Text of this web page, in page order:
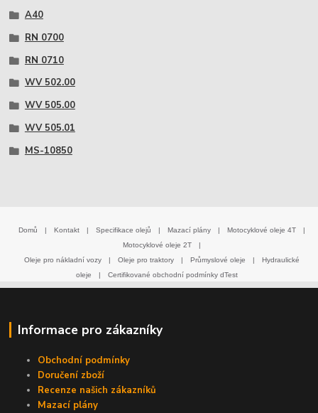
A40
RN 0700
RN 0710
WV 502.00
WV 505.00
WV 505.01
MS-10850
Domů | Kontakt | Specifikace olejů | Mazací plány | Motocyklové oleje 4T
|
Motocyklové oleje 2T
|
Oleje pro nákladní vozy
| Oleje pro traktory | Průmyslové oleje |
Hydraulické
oleje
| Certifikované obchodní podmínky dTest
Informace pro zákazníky
Obchodní podmínky
Doručení zboží
Recenze našich zákazníků
Mazací plány